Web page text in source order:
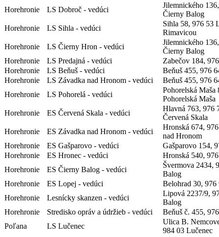
Horehronie
LS Dobroč - vedúci
Jilemnického
Čierny Balog
Horehronie
LS Sihla - vedúci
Sihla 58, 976 53
Rimavicou
Horehronie
LS Čierny Hron - vedúci
Jilemnického
Čierny Balog
Horehronie
LS Predajná - vedúci
Zabečov 184,
Horehronie
LS Beňuš - vedúci
Beňuš 455, 976
Horehronie
LS Závadka nad Hronom - vedúci
Beňuš 455, 976
Horehronie
LS Pohorelá - vedúci
Pohorelská Maša
Pohorelská Maša
Horehronie
ES Červená Skala - vedúci
Hlavná 763, 976
Červená Skala
Horehronie
ES Závadka nad Hronom - vedúci
Hronská 674,
nad Hronom
Horehronie
ES Gašparovo - vedúci
Gašparovo 154,
Horehronie
ES Hronec - vedúci
Hronská 540,
Horehronie
ES Čierny Balog - vedúci
Švermova 2434,
Balog
Horehronie
ES Lopej - vedúci
Belohrad 30, 976
Horehronie
Lesnícky skanzen - vedúci
Lipová 2237/9,
Balog
Horehronie
Stredisko opráv a údržieb - vedúci
Beňuš č. 455,
Poľana
LS Lučenec
Ulica B.
984 03 Lučenec